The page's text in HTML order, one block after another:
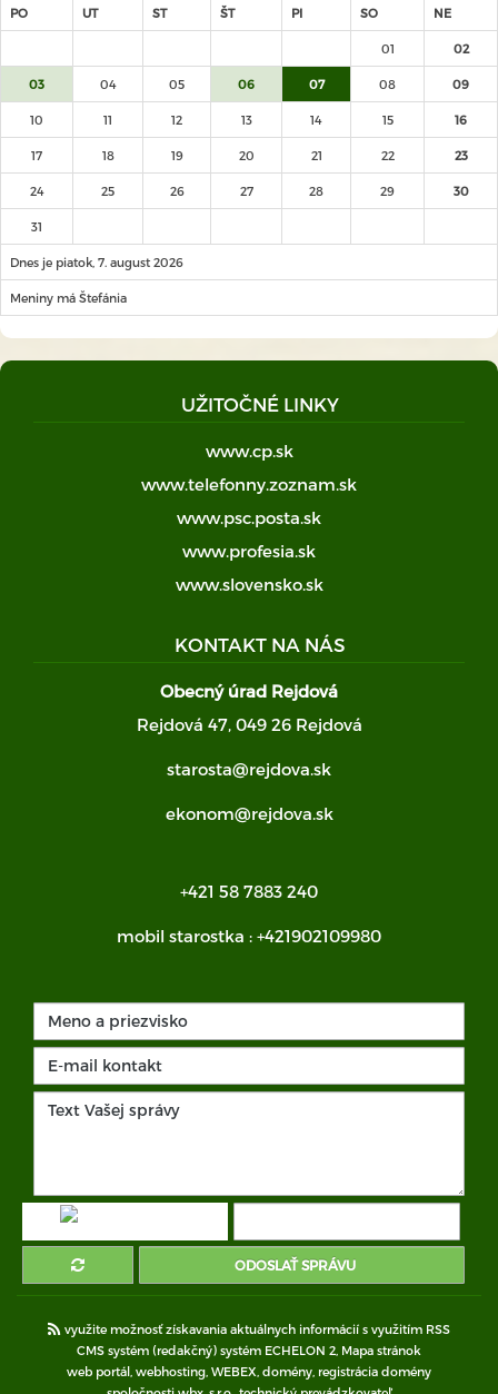
PO UT ST ŠT PI SO NE
01 02
03 04 05 06 07 08 09
10 11 12 13 14 15 16
17 18 19 20 21 22 23
24 25 26 27 28 29 30
31
Dnes je piatok, 7. august 2026
Meniny má Štefánia
UŽITOČNÉ LINKY
www.cp.sk
www.telefonny.zoznam.sk
www.psc.posta.sk
www.profesia.sk
www.slovensko.sk
KONTAKT NA NÁS
Obecný úrad Rejdová
Rejdová 47, 049 26 Rejdová
starosta@rejdova.sk
ekonom@rejdova.sk
+421 58 7883 240
mobil starostka : +421902109980
ODOSLAŤ SPRÁVU
využite možnosť získavania aktuálnych informácií s využitím RSS
CMS systém (redakčný) systém ECHELON 2, Mapa stránok
web portál webhosting WEBEX domény registrácia domény